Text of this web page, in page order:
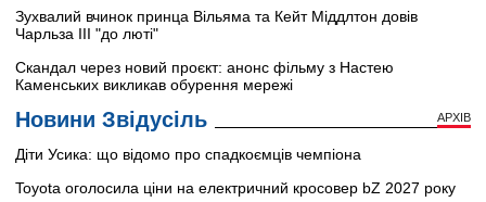
Зухвалий вчинок принца Вільяма та Кейт Міддлтон довів
Чарльза III "до люті"
Скандал через новий проєкт: анонс фільму з Настею
Каменських викликав обурення мережі
Новини Звідусіль АРХІВ
Діти Усика: що відомо про спадкоємців чемпіона
Toyota оголосила ціни на електричний кросовер bZ 2027 року